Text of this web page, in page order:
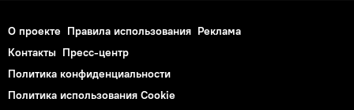
О проекте Правила использования Реклама
Контакты Пресс-центр
Политика конфиденциальности
Политика использования Cookie